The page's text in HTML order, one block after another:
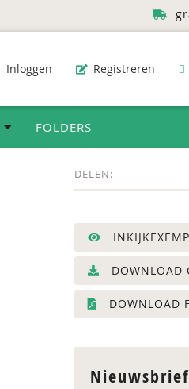
Inloggen Registreren
FOLDERS
DELEN:
DOWNLOAD
DOWNLOAD
Nieuwsbrief